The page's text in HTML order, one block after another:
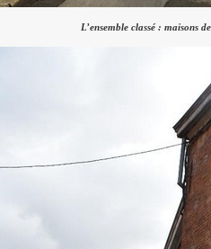
L’ensemble classé : maisons